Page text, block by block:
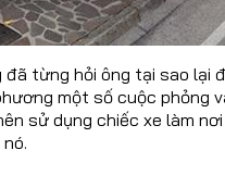
từng hỏi ông tại sao lại
một số cuộc phỏng
sử dụng chiếc xe làm